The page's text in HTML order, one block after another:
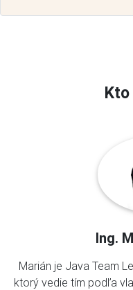
Ing.
Marián je Java Team
ktorý vedie tím podľa